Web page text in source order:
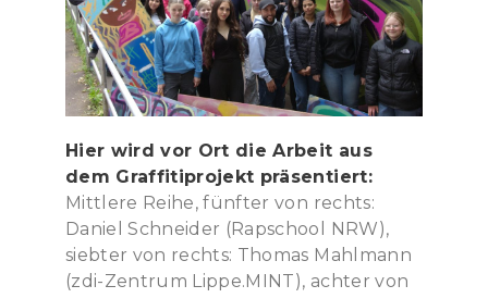
Hier wird vor Ort die Arbeit aus
dem Graffitiprojekt präsentiert:
Mittlere Reihe, fünfter von rechts:
Daniel Schneider (Rapschool NRW),
siebter von rechts: Thomas Mahlmann
(zdi-Zentrum Lippe.MINT), achter von